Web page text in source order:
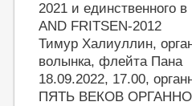
2021 и единственного
AND FRITSEN-2012
Тимур Халиуллин,
волынка, флейта Пана
18.09.2022, 17.00,
ПЯТЬ ВЕКОВ